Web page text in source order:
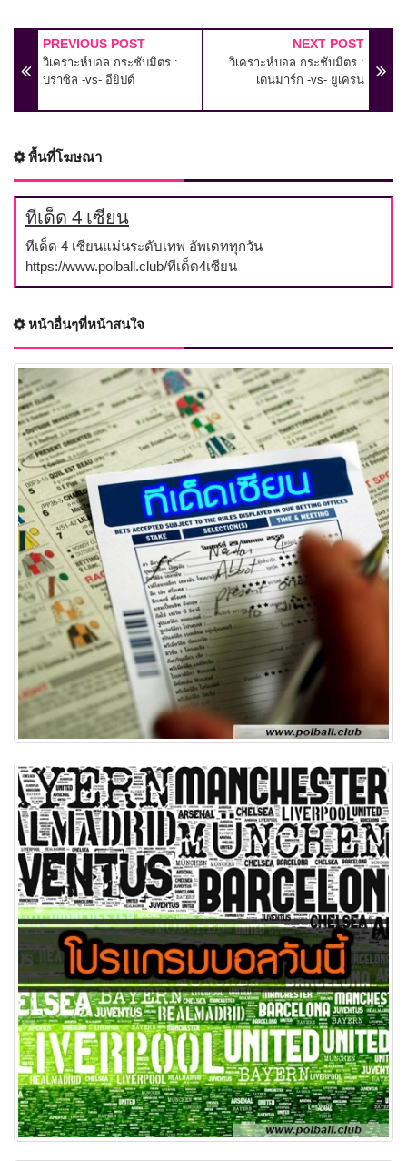
PREVIOUS POST
วิเคราะห์บอล กระชับมิตร :
บราซิล -vs- อียิปต์
NEXT POST
วิเคราะห์บอล กระชับมิตร :
เดนมาร์ก -vs- ยูเครน
พื้นที่โฆษณา
ทีเด็ด 4 เซียน
ทีเด็ด 4 เซียนแม่นระดับเทพ อัพเดททุกวัน
https://www.polball.club/ทีเด็ด4เซียน
หน้าอื่นๆที่หน้าสนใจ